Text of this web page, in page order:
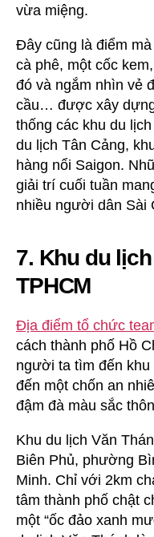
vừa miệng.
Đây cũng là điểm
cà phê, một cốc
đó và ngắm nhìn vẻ
cầu… được xây
thống các khu du
du lịch Tân Cảng,
hàng nổi Saigon.
giải trí cuối tuần
nhiều người dân Sài
7. Khu du
TPHCM
Địa điểm tổ chức
cách thành phố Hồ
người ta tìm đến
đến một chốn an
đậm đà màu sắc
Khu du lịch Văn
Biên Phủ, phường
Minh. Chỉ với 2km
tâm thành phố chật
một “ốc đảo xanh